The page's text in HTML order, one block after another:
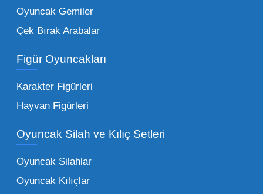
Peluş Oyuncaklar:
vazgeçilmezi olan yumuşak dokulu sevilen
seçeneklerimizi keşfederek koleksiyonunuza
en sevilen karakterleri ekleyebilirsiniz.
Eğitici Setler:
tarafından tercih edilentoptan eğitici
ebeveynlerin son yıllarda en çok satın aldığı
ürün grupları arasında yer almaktadır.
Oyuncak Gemiler
Çek Bırak Arabalar
Figür Oyuncakları
Karakter Figürleri
Hayvan Figürleri
Oyuncak Silah ve Kılıç Setleri
Oyuncak Silahlar
Oyuncak Kılıçlar